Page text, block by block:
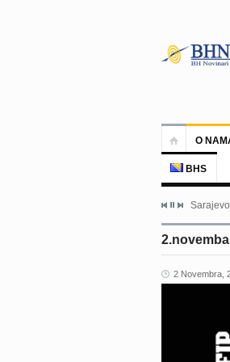
O
BHS
2 Novembra,